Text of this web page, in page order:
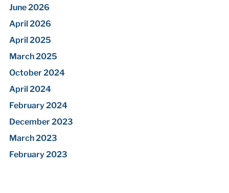
June 2026
April 2026
April 2025
March 2025
October 2024
April 2024
February 2024
December 2023
March 2023
February 2023